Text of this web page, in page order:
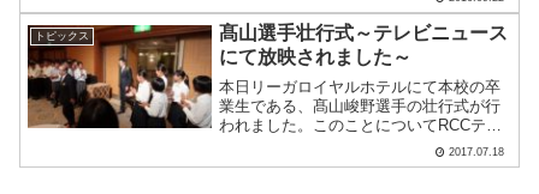
は思いのほか強く、本日の実施を断念せ
ざるを得ませんでした。沢山の保護者の
皆様・お客様にお越しい.....
トピックス
髙山選手壮行式～テレビニュース
にて放映されました～
本日リーガロイヤルホテルにて本校の卒
業生である、髙山峻野選手の壮行式が行
われました。このことについてRCCテレ
ビに取材を受けました。映像はこちらか
ら髙山選手は8月に行われる世界陸上競技
2017.07.18